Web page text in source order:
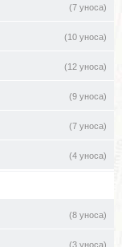
(7 уноса)
(10 уноса)
(12 уноса)
(9 уноса)
(7 уноса)
(4 уноса)
(8 уноса)
(3 уноса)